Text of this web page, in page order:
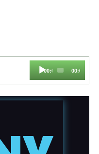
Audio
00:00 00:00